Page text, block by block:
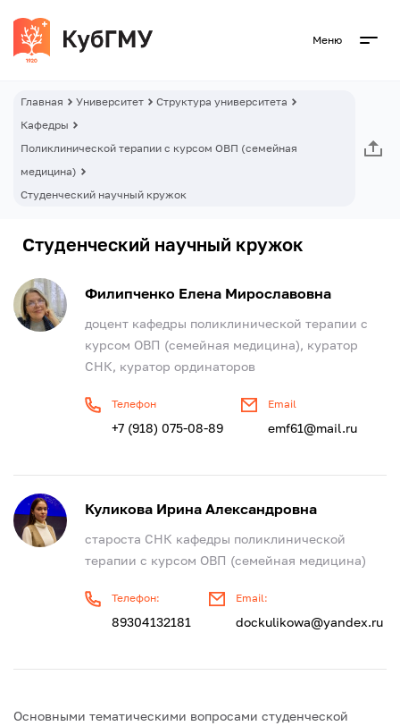
Меню
Главная Университет
Структура университета
Кафедры
Поликлинической терапии с курсом ОВП (семейная
медицина)
Студенческий научный кружок
Студенческий научный кружок
Филипченко Елена Мирославовна
доцент кафедры поликлинической терапии с
курсом ОВП (семейная медицина), куратор
СНК, куратор ординаторов
Телефон
+7 (918) 075-08-89
Email
emf61@mail.ru
Куликова Ирина Александровна
староста СНК кафедры поликлинической
терапии с курсом ОВП (семейная медицина)
Телефон:
89304132181
Email:
dockulikowa@yandex.ru
Основными тематическими вопросами студенческой